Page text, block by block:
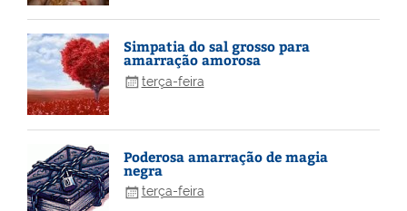
Simpatia do sal grosso para
amarração amorosa
terça-feira
Poderosa amarração de magia
negra
terça-feira